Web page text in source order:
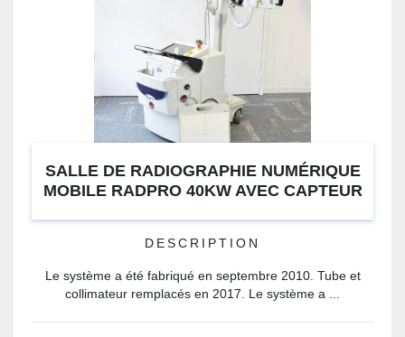
SALLE DE RADIOGRAPHIE NUMÉRIQUE
MOBILE RADPRO 40KW AVEC CAPTEUR
DESCRIPTION
Le système a été fabriqué en septembre 2010. Tube et
collimateur remplacés en 2017. Le système a ...